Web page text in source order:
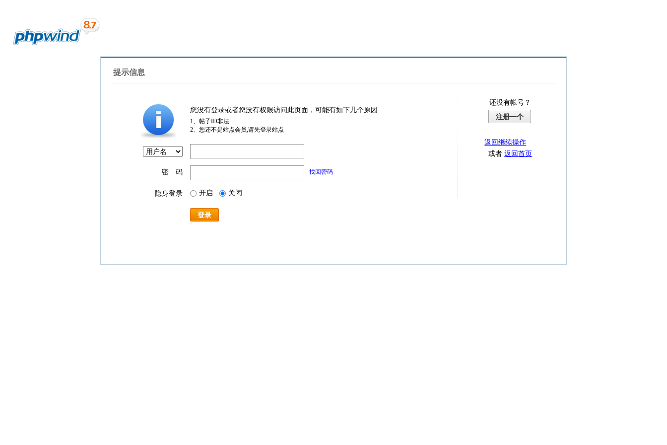
提示信息
您没有登录或者您没有权限访问此页面，可能有如下几个原因
1、帖子ID非法
2、您还不是站点会员,请先登录站点
密 码 找回密码
隐身登录 开启 关闭
登录
还没有帐号？
注册一个
返回继续操作
或者返回首页